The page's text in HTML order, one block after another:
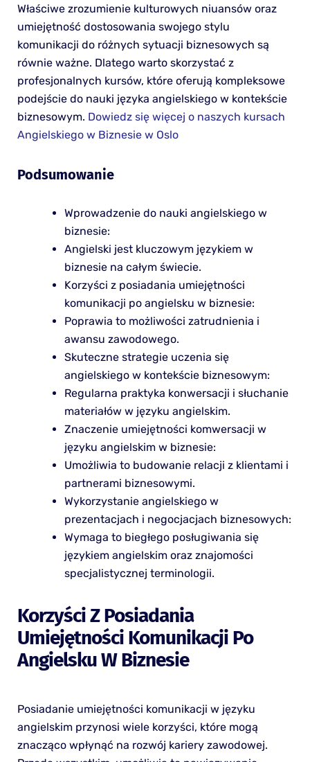
Właściwe zrozumienie kulturowych niuansów oraz
umiejętność dostosowania swojego stylu
komunikacji do różnych sytuacji biznesowych są
równie ważne. Dlatego warto skorzystać z
profesjonalnych kursów, które oferują kompleksowe
podejście do nauki języka angielskiego w kontekście
biznesowym. Dowiedz się więcej o naszych kursach
Angielskiego w Biznesie w Oslo
Podsumowanie
Wprowadzenie do nauki angielskiego w
biznesie:
Angielski jest kluczowym językiem w
biznesie na całym świecie.
Korzyści z posiadania umiejętności
komunikacji po angielsku w biznesie:
Poprawia to możliwości zatrudnienia i
awansu zawodowego.
Skuteczne strategie uczenia się
angielskiego w kontekście biznesowym:
Regularna praktyka konwersacji i słuchanie
materiałów w języku angielskim.
Znaczenie umiejętności komwersacji w
języku angielskim w biznesie:
Umożliwia to budowanie relacji z klientami i
partnerami biznesowymi.
Wykorzystanie angielskiego w
prezentacjach i negocjacjach biznesowych:
Wymaga to biegłego posługiwania się
językiem angielskim oraz znajomości
specjalistycznej terminologii.
Korzyści Z Posiadania
Umiejętności Komunikacji Po
Angielsku W Biznesie
Posiadanie umiejętności komunikacji w języku
angielskim przynosi wiele korzyści, które mogą
znacząco wpłynąć na rozwój kariery zawodowej.